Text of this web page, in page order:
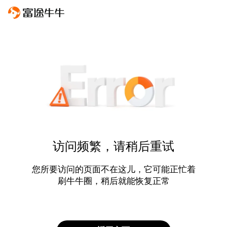
访问频繁，请稍后重试
您所要访问的页面不在这儿，它可能正忙着
刷牛牛圈，稍后就能恢复正常